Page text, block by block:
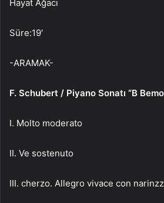
Hayat Ağacı
Süre:19′
-ARAMAK-
F. Schubert / Piyano Sonatı “B
I. Molto moderato
II. Ve sostenuto
III. cherzo. Allegro vivace con